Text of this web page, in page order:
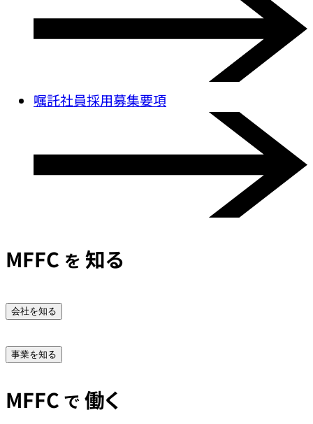
嘱託社員採用募集要項
MFFC を 知る
会社を知る
事業を知る
MFFC で 働く